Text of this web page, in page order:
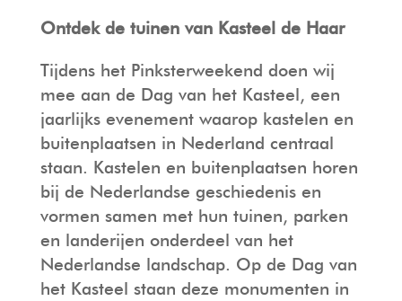
Ontdek de tuinen van Kasteel de Haar
Tijdens het Pinksterweekend doen wij
mee aan de Dag van het Kasteel, een
jaarlijks evenement waarop kastelen en
buitenplaatsen in Nederland centraal
staan. Kastelen en buitenplaatsen horen
bij de Nederlandse geschiedenis en
vormen samen met hun tuinen, parken
en landerijen onderdeel van het
Nederlandse landschap. Op de Dag van
het Kasteel staan deze monumenten in